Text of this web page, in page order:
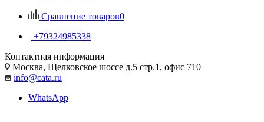
Сравнение товаров0
+79324985338
Контактная информация
Москва, Щелковское шоссе д.5 стр.1, офис 710
info@cata.ru
WhatsApp